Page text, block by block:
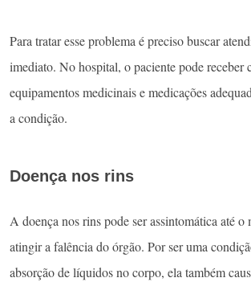
Para tratar esse problema é preciso buscar
imediato. No hospital, o paciente pode receber
equipamentos medicinais e medicações
a condição.
Doença nos rins
A doença nos rins pode ser assintomática até o
atingir a falência do órgão. Por ser uma
absorção de líquidos no corpo, ela também